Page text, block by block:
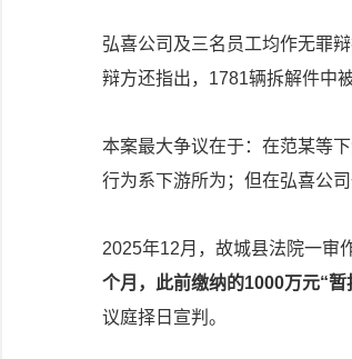
弘喜公司及三名员工均作无罪
辩方还指出，1781辆拆解件中
本案最大争议在于：在范某等
行为系下游所为；但在弘喜公
2025年12月，故城县法院一审
个月，此前缴纳的1000万元“
议庭择日宣判。